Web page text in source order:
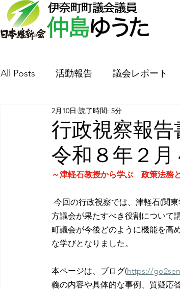
All Posts 活動報告 議会レポート
防犯丸山新聞 要望書提出等
行政
令和８年２
2月10日 読了時間: 5分
～津軽石教授から学ぶ　政策法務
今回の行政視察では、津軽石(関
方議会が果たすべき役割について
町議会が今後どのように機能を高
な学びとなりました。
本ページは、ブログ(https://
義の内容や具体的な事例、質疑応